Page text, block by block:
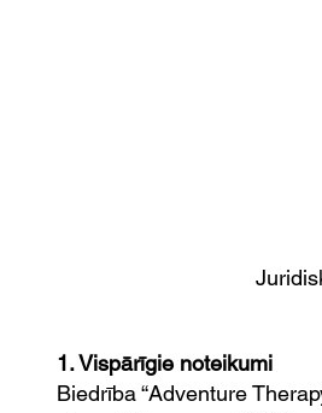
1. Vispārīgie noteikumi
Biedrība “Adventure